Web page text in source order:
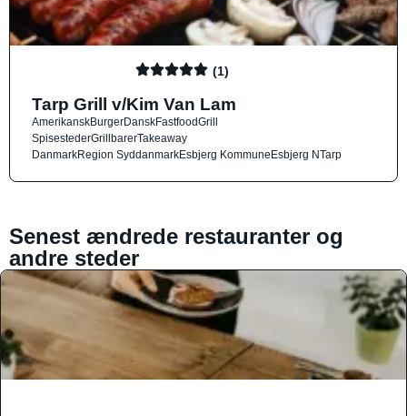
(1)
Tarp Grill v/Kim Van Lam
AmerikanskBurgerDanskFastfoodGrill
SpisestederGrillbarerTakeaway
DanmarkRegion SyddanmarkEsbjerg KommuneEsbjerg NTarp
Senest ændrede restauranter og
andre steder